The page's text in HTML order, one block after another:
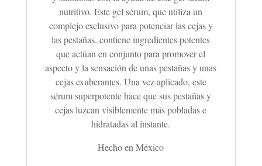
nutritivo. Este gel sérum, que utiliza un
complejo exclusivo para potenciar las cejas y
las pestañas, contiene ingredientes potentes
que actúan en conjunto para promover el
aspecto y la sensación de unas pestañas y unas
cejas exuberantes. Una vez aplicado, este
sérum superpotente hace que sus pestañas y
cejas luzcan visiblemente más pobladas e
hidratadas al instante.
Hecho en México